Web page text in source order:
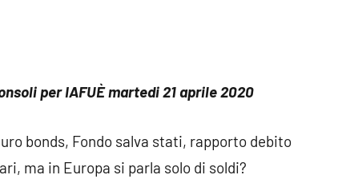
per IAFUÈ martedi 21 aprile 2020
bonds, Fondo salva stati, rapporto debito
ma in Europa si parla solo di soldi?